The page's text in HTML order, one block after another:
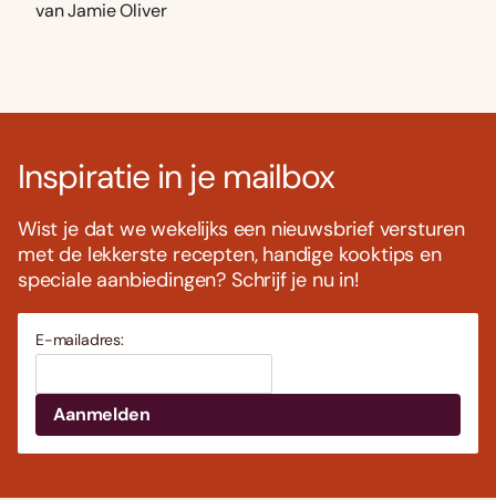
van Jamie Oliver
Inspiratie in je mailbox
Wist je dat we wekelijks een nieuwsbrief versturen
met de lekkerste recepten, handige kooktips en
speciale aanbiedingen? Schrijf je nu in!
E-mailadres: